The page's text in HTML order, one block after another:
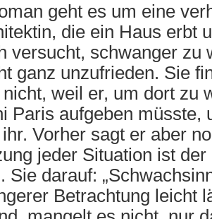
geht es um eine
die ein Haus erbt
versucht, schwanger zu
ganz unzufrieden. Sie
weil er, um dort zu
Paris aufgeben müsste,
Vorher sagt er aber
jeder Situation ist der
Sie darauf:
Betrachtung leicht